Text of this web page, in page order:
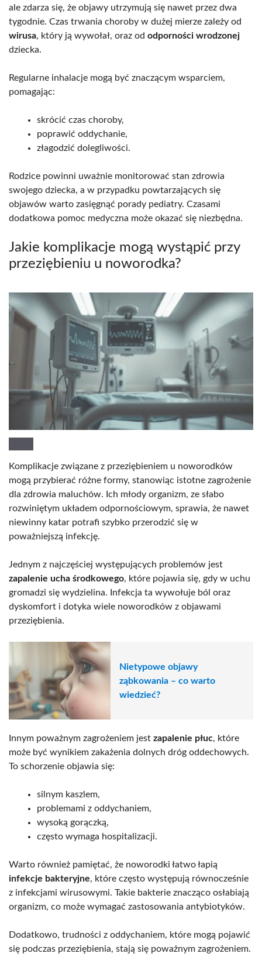
ale zdarza się, że objawy utrzymują się nawet przez dwa
tygodnie. Czas trwania choroby w dużej mierze zależy od
wirusa, który ją wywołał, oraz od odporności wrodzonej
dziecka.
Regularne inhalacje mogą być znaczącym wsparciem,
pomagając:
skrócić czas choroby,
poprawić oddychanie,
złagodzić dolegliwości.
Rodzice powinni uważnie monitorować stan zdrowia
swojego dziecka, a w przypadku powtarzających się
objawów warto zasięgnąć porady pediatry. Czasami
dodatkowa pomoc medyczna może okazać się niezbędna.
Jakie komplikacje mogą wystąpić przy
przeziębieniu u noworodka?
Komplikacje związane z przeziębieniem u noworodków
mogą przybierać różne formy, stanowiąc istotne zagrożenie
dla zdrowia maluchów. Ich młody organizm, ze słabo
rozwiniętym układem odpornościowym, sprawia, że nawet
niewinny katar potrafi szybko przerodzić się w
poważniejszą infekcję.
Jednym z najczęściej występujących problemów jest
zapalenie ucha środkowego, które pojawia się, gdy w uchu
gromadzi się wydzielina. Infekcja ta wywołuje ból oraz
dyskomfort i dotyka wiele noworodków z objawami
przeziębienia.
Nietypowe objawy
ząbkowania – co warto
wiedzieć?
Innym poważnym zagrożeniem jest zapalenie płuc, które
może być wynikiem zakażenia dolnych dróg oddechowych.
To schorzenie objawia się:
silnym kaszlem,
problemami z oddychaniem,
wysoką gorączką,
często wymaga hospitalizacji.
Warto również pamiętać, że noworodki łatwo łapią
infekcje bakteryjne, które często występują równocześnie
z infekcjami wirusowymi. Takie bakterie znacząco osłabiają
organizm, co może wymagać zastosowania antybiotyków.
Dodatkowo, trudności z oddychaniem, które mogą pojawić
się podczas przeziębienia, stają się poważnym zagrożeniem.